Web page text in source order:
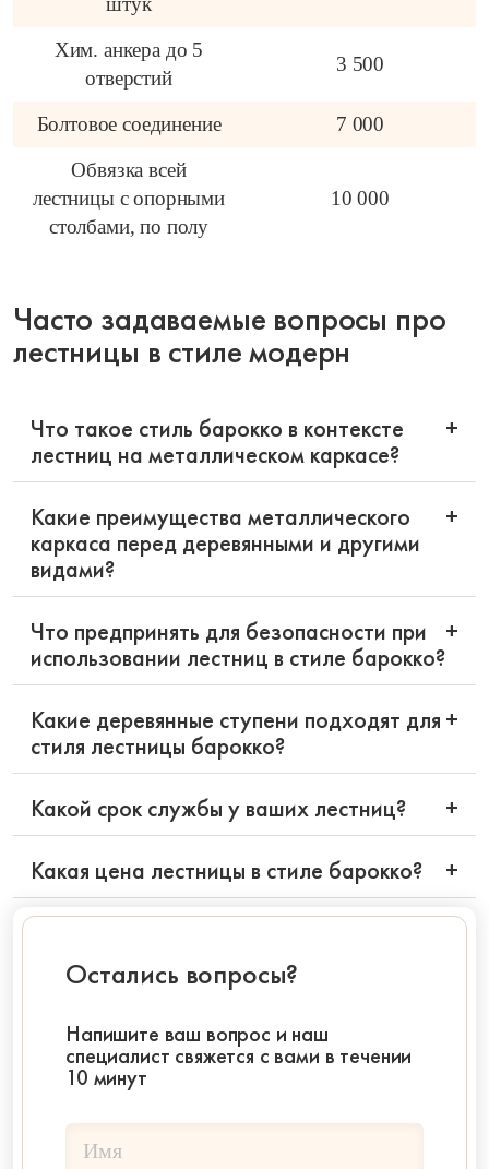
Хим. анкера до 5
отверстий
3 500
Болтовое соединение
7 000
Обвязка всей
лестницы с опорными
столбами, по полу
10 000
Часто задаваемые вопросы про
лестницы в стиле модерн
Что такое стиль барокко в контексте
лестниц на металлическом каркасе?
+
Какие преимущества металлического
каркаса перед деревянными и другими
видами?
+
Что предпринять для безопасности при
использовании лестниц в стиле барокко?
+
Какие деревянные ступени подходят для
стиля лестницы барокко?
+
Какой срок службы у ваших лестниц?
+
Какая цена лестницы в стиле барокко?
+
Остались вопросы?
Напишите ваш вопрос и наш
специалист свяжется с вами в течении
10 минут